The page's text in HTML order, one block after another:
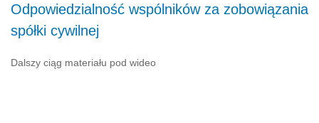
Odpowiedzialność wspólników za zobowiązania
spółki cywilnej
Dalszy ciąg materiału pod wideo